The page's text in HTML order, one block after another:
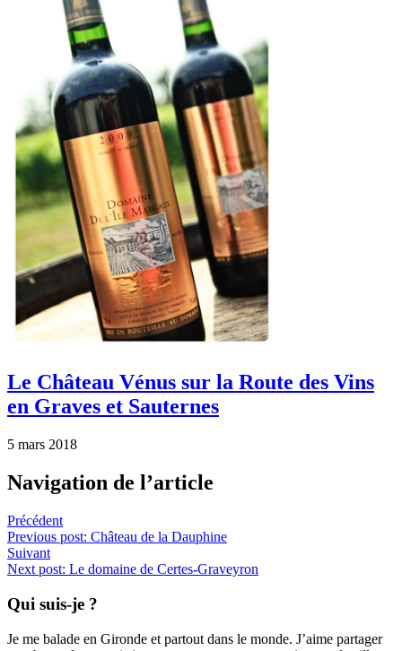
Le Château Vénus sur la Route des Vins
en Graves et Sauternes
5 mars 2018
Navigation de l’article
Précédent
Previous post: Château de la Dauphine
Suivant
Next post: Le domaine de Certes-Graveyron
Qui suis-je ?
Je me balade en Gironde et partout dans le monde. J’aime partager